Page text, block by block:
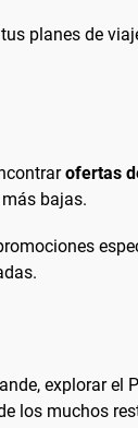
planes de
ofertas
bajas.
explorar el
los muchos